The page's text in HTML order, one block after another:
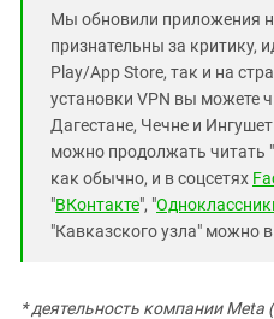
Мы обновили приложения
признательны за критику,
Play/App Store, так и на
установки VPN вы можете
Дагестане, Чечне и
можно продолжать читать
как обычно, и в соцсетях
"ВКонтакте", "
"Кавказского узла" можно в
* деятельность компании Meta